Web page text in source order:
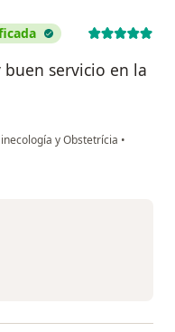
servicio en la
y Obstetrícia •